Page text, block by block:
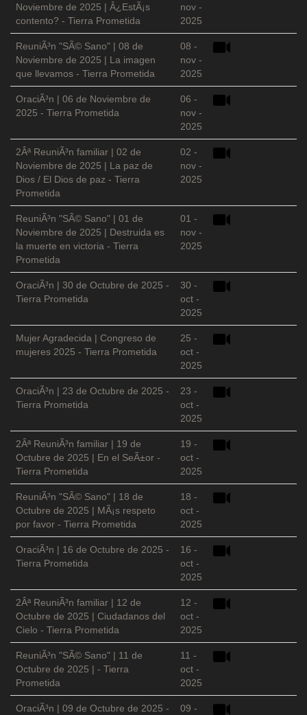
Noviembre de 2025 | Â¿EstÃ¡s
contento? - Tierra Prometida
nov -
2025
ReuniÃ³n "SÃ© Sano" | 08 de
Noviembre de 2025 | La imagen
que llevamos - Tierra Prometida
08 -
nov -
2025
OraciÃ³n | 06 de Noviembre de
2025 - Tierra Prometida
06 -
nov -
2025
2Âª ReuniÃ³n familiar | 02 de
Noviembre de 2025 | La paz de
Dios / El Dios de paz - Tierra
Prometida
02 -
nov -
2025
ReuniÃ³n "SÃ© Sano" | 01 de
Noviembre de 2025 | Destruida es
la muerte en victoria - Tierra
Prometida
01 -
nov -
2025
OraciÃ³n | 30 de Octubre de 2025 -
Tierra Prometida
30 -
oct -
2025
Mujer Agradecida | Congreso de
mujeres 2025 - Tierra Prometida
25 -
oct -
2025
OraciÃ³n | 23 de Octubre de 2025 -
Tierra Prometida
23 -
oct -
2025
2Âª ReuniÃ³n familiar | 19 de
Octubre de 2025 | En el SeÃ±or -
Tierra Prometida
19 -
oct -
2025
ReuniÃ³n "SÃ© Sano" | 18 de
Octubre de 2025 | MÃ¡s respeto
por favor - Tierra Prometida
18 -
oct -
2025
OraciÃ³n | 16 de Octubre de 2025 -
Tierra Prometida
16 -
oct -
2025
2Âª ReuniÃ³n familiar | 12 de
Octubre de 2025 | Ciudadanos del
Cielo - Tierra Prometida
12 -
oct -
2025
ReuniÃ³n "SÃ© Sano" | 11 de
Octubre de 2025 | - Tierra
Prometida
11 -
oct -
2025
OraciÃ³n | 09 de Octubre de 2025 -
09 -